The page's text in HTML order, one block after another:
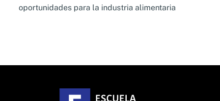
oportunidades para la industria alimentaria